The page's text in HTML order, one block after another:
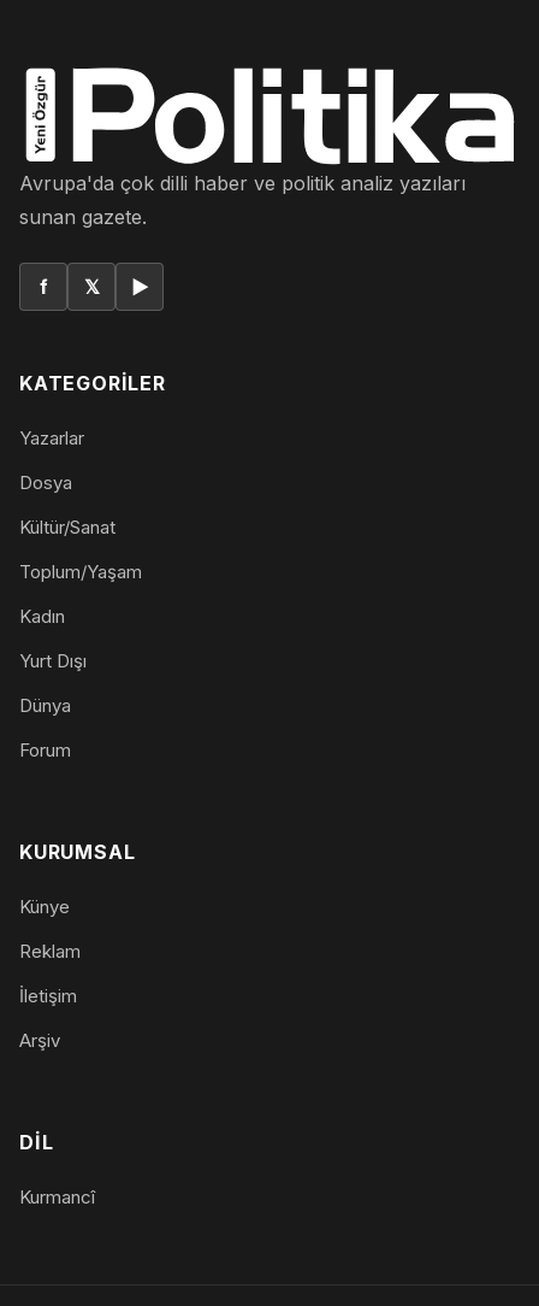
Avrupa'da çok dilli haber ve politik analiz yazıları
sunan gazete.
f 𝕏 ▶
KATEGORILER
Yazarlar
Dosya
Kültür/Sanat
Toplum/Yaşam
Kadın
Yurt Dışı
Dünya
Forum
KURUMSAL
Künye
Reklam
İletişim
Arşiv
DIL
Kurmancî